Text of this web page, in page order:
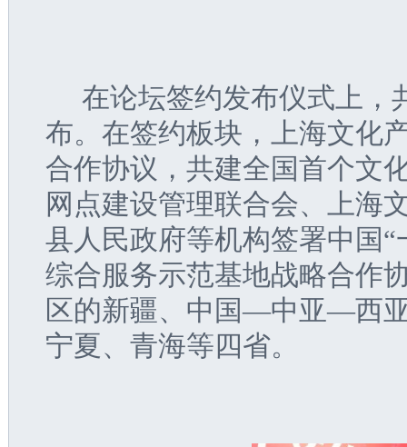
在论坛签约发布仪式上，
布。在签约板块，上海文化
合作协议，共建全国首个文
网点建设管理联合会、上海
县人民政府等机构签署中国
综合服务示范基地战略合作
区的新疆、中国—中亚—西
宁夏、青海等四省。